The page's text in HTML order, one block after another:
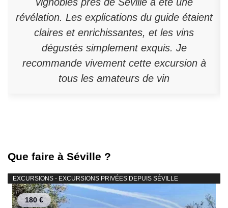
révélation. Les explications du guide étaient
claires et enrichissantes, et les vins
dégustés simplement exquis. Je
recommande vivement cette excursion à
tous les amateurs de vin
Que faire à Séville ?
EXCURSIONS - EXCURSIONS PRIVÉES DEPUIS SÉVILLE
180 €